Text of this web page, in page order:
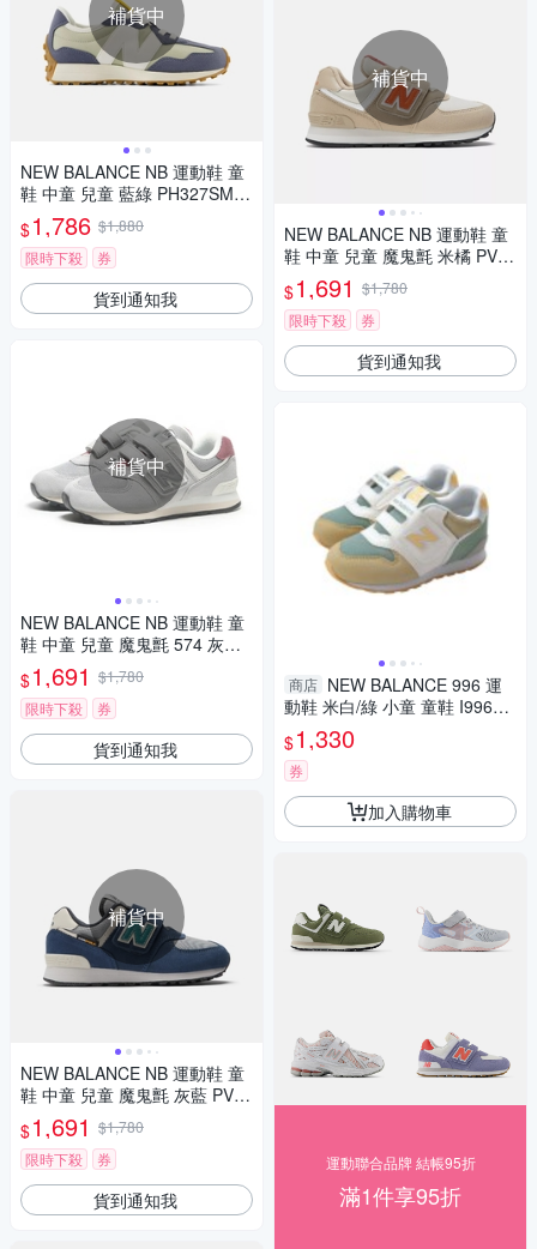
補貨中
NEW BALANCE NB 運動鞋 童
鞋 中童 兒童 藍綠 PH327SM-
W楦
$1,786 $1,880
限時下殺
券
貨到通知我
補貨中
NEW BALANCE NB 運動鞋 童
鞋 中童 兒童 魔鬼氈 574 灰紅
PV574KBR-W楦
$1,691 $1,780
限時下殺
券
貨到通知我
補貨中
NEW BALANCE NB 運動鞋 童
鞋 中童 兒童 魔鬼氈 灰藍 PV57
4SOA-W楦
$1,691 $1,780
限時下殺
券
貨到通知我
補貨中
NEW BALANCE NB 運動鞋 童
鞋 中童 兒童 魔鬼氈 米橘 PV57
4HBO-W楦
$1,691 $1,780
限時下殺
券
貨到通知我
商店 NEW BALANCE 996 運
動鞋 米白/綠 小童 童鞋 I99628
Q-W no253
$1,330
券
加入購物車
運動聯合品牌 結帳95折
滿1件享95折